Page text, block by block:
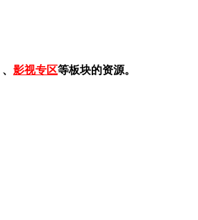
、 影视专区等板块的资源。